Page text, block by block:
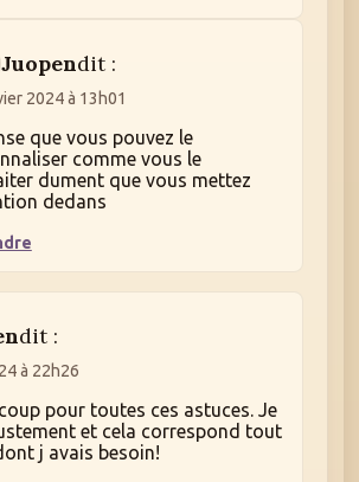
Juopendit :
2024 à 13h01
que vous pouvez le
comme vous le
dument que vous mettez
dedans
dit :
à 22h26
pour toutes ces astuces. Je
et cela correspond tout
j avais besoin!